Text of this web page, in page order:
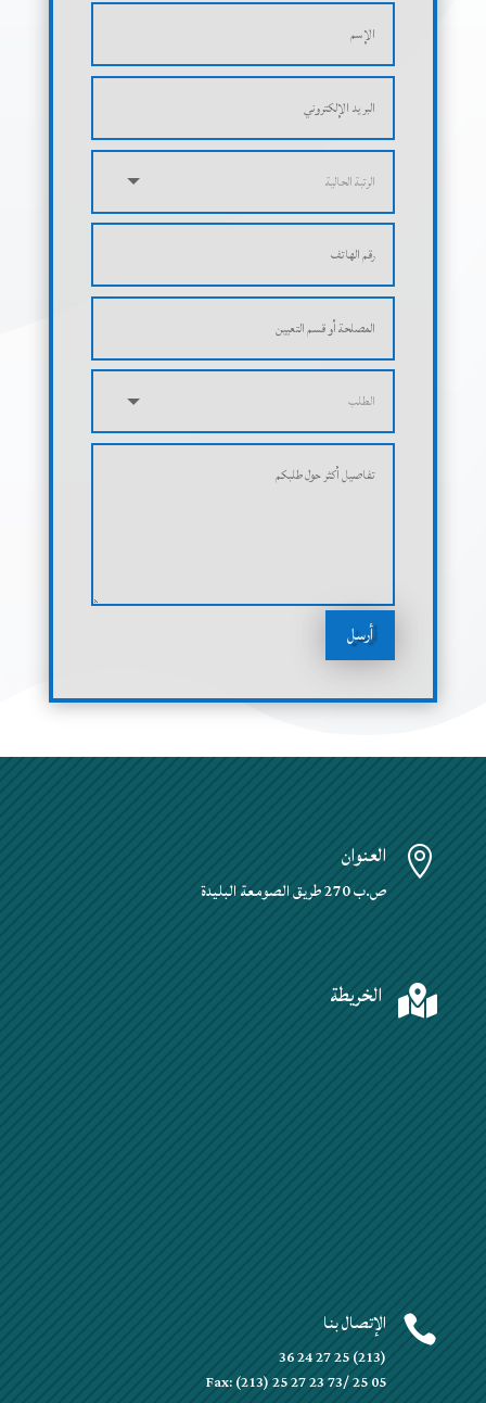
أرسل
 العنوان
ص.ب 270 طريق الصومعة البليدة
 الخريطة
 الإتصال بنا
(213) 25 27 24 36
Fax: (213) 25 27 23 73/ 25 05